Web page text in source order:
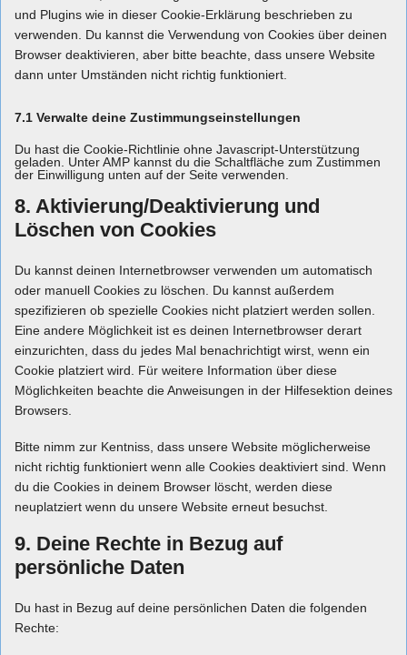
und Plugins wie in dieser Cookie-Erklärung beschrieben zu
verwenden. Du kannst die Verwendung von Cookies über deinen
Browser deaktivieren, aber bitte beachte, dass unsere Website
dann unter Umständen nicht richtig funktioniert.
7.1 Verwalte deine Zustimmungseinstellungen
Du hast die Cookie-Richtlinie ohne Javascript-Unterstützung
geladen. Unter AMP kannst du die Schaltfläche zum Zustimmen
der Einwilligung unten auf der Seite verwenden.
8. Aktivierung/Deaktivierung und
Löschen von Cookies
Du kannst deinen Internetbrowser verwenden um automatisch
oder manuell Cookies zu löschen. Du kannst außerdem
spezifizieren ob spezielle Cookies nicht platziert werden sollen.
Eine andere Möglichkeit ist es deinen Internetbrowser derart
einzurichten, dass du jedes Mal benachrichtigt wirst, wenn ein
Cookie platziert wird. Für weitere Information über diese
Möglichkeiten beachte die Anweisungen in der Hilfesektion deines
Browsers.
Bitte nimm zur Kentniss, dass unsere Website möglicherweise
nicht richtig funktioniert wenn alle Cookies deaktiviert sind. Wenn
du die Cookies in deinem Browser löscht, werden diese
neuplatziert wenn du unsere Website erneut besuchst.
9. Deine Rechte in Bezug auf
persönliche Daten
Du hast in Bezug auf deine persönlichen Daten die folgenden
Rechte: